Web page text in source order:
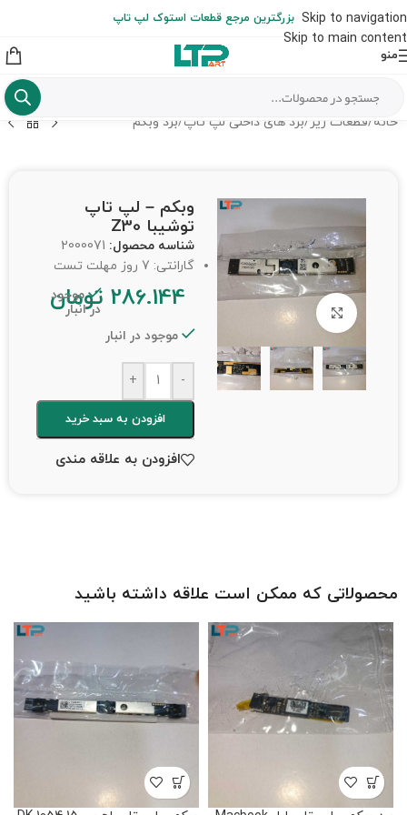
Skip to navigation
Skip to main content
از شهرستان به عهده مشتری است)
بزرگترین مرجع قطعات استوک لپ تاپ
منو
خانه /قطعات ریز /برد های داخلی لپ تاپ/برد وبکم
برای بزرگنمایی کلیک کنید
وبکم – لپ تاپ
توشیبا Z30
شناسه محصول: 2000071
گارانتی: 7 روز مهلت تست
286.144 تومان
موجود
در انبار
موجود در انبار
-
+
افزودن به سبد خرید
افزودن به علاقه مندی
محصولاتی که ممکن است علاقه داشته باشید